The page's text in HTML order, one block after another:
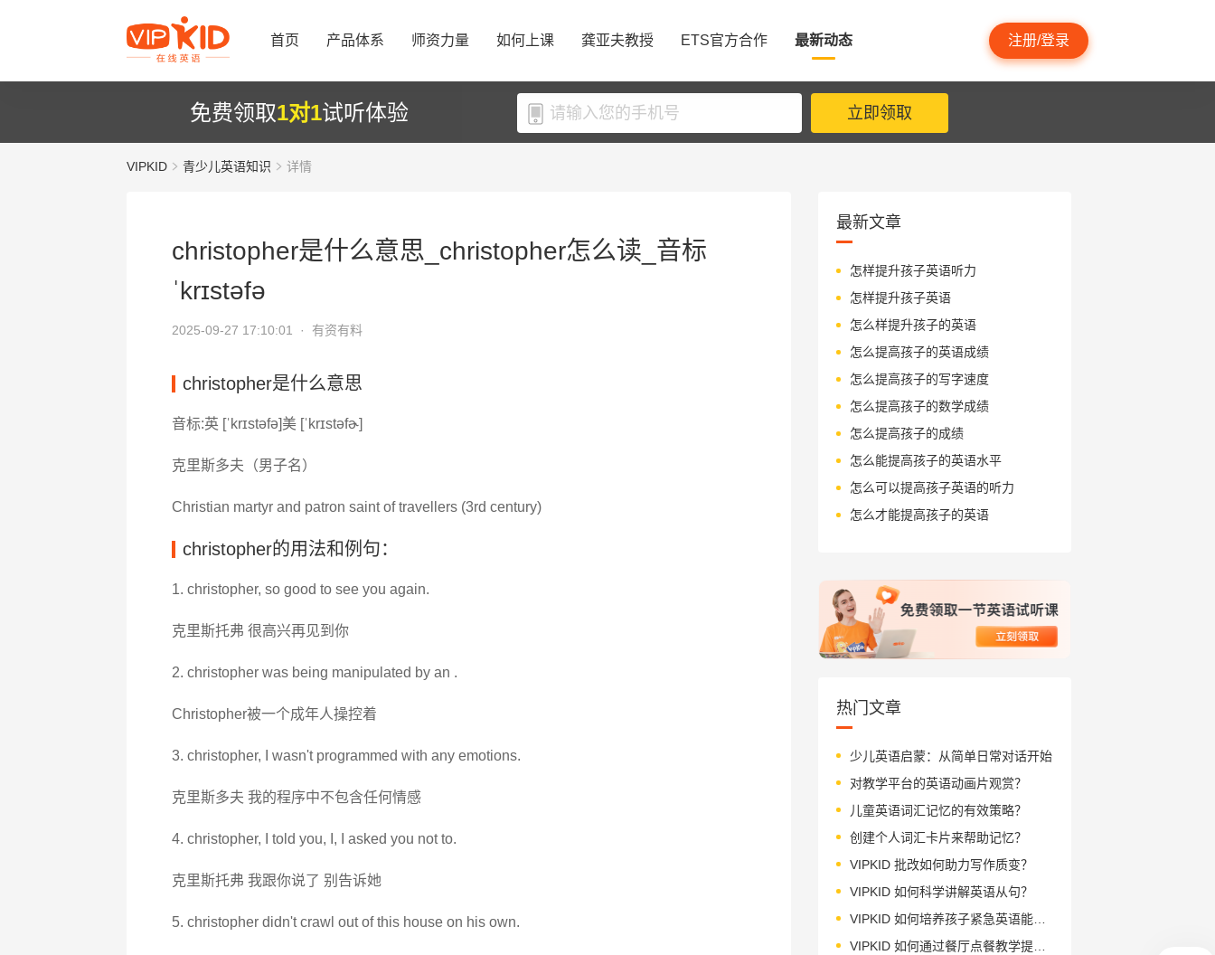
首页 产品体系 师资力量 如何上课 龚亚夫教授 ETS官方合作 最新动态 注册/登录
免费领取1对1试听体验 立即领取
VIPKID 青少儿英语知识 详情
christopher是什么意思_christopher怎么读_音标
ˈkrɪstəfə
2025-09-27 17:10:01 · 有资有料
christopher是什么意思
音标:英 [ˈkrɪstəfə]美 [ˈkrɪstəfɚ]
克里斯多夫（男子名）
Christian martyr and patron saint of travellers (3rd century)
christopher的用法和例句：
1. christopher, so good to see you again.
克里斯托弗 很高兴再见到你
2. christopher was being manipulated by an .
Christopher被一个成年人操控着
3. christopher, I wasn't programmed with any emotions.
克里斯多夫 我的程序中不包含任何情感
4. christopher, I told you, I, I asked you not to.
克里斯托弗 我跟你说了 别告诉她
5. christopher didn't crawl out of this house on his own.
最新文章
怎样提升孩子英语听力
怎样提升孩子英语
怎么样提升孩子的英语
怎么提高孩子的英语成绩
怎么提高孩子的写字速度
怎么提高孩子的数学成绩
怎么提高孩子的成绩
怎么能提高孩子的英语水平
怎么可以提高孩子英语的听力
怎么才能提高孩子的英语
热门文章
少儿英语启蒙：从简单日常对话开始
对教学平台的英语动画片观赏？
儿童英语词汇记忆的有效策略？
创建个人词汇卡片来帮助记忆？
VIPKID 批改如何助力写作质变？
VIPKID 如何科学讲解英语从句？
VIPKID 如何培养孩子紧急英语能力？
VIPKID 如何通过餐厅点餐教学提升少儿英语应用能力？